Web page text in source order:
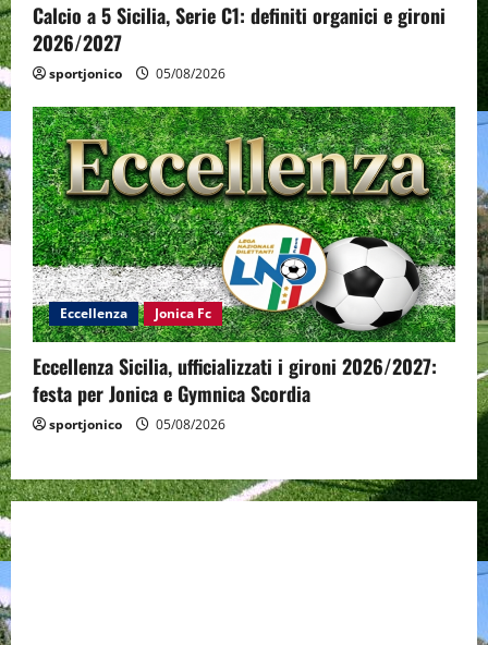
Calcio a 5 Sicilia, Serie C1: definiti organici e gironi
2026/2027
sportjonico 05/08/2026
Eccellenza Jonica Fc
Eccellenza Sicilia, ufficializzati i gironi 2026/2027:
festa per Jonica e Gymnica Scordia
sportjonico 05/08/2026